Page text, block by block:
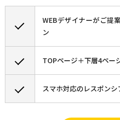
WEBデザイナーがご提
ン
TOPページ＋下層4ペー
スマホ対応のレスポン